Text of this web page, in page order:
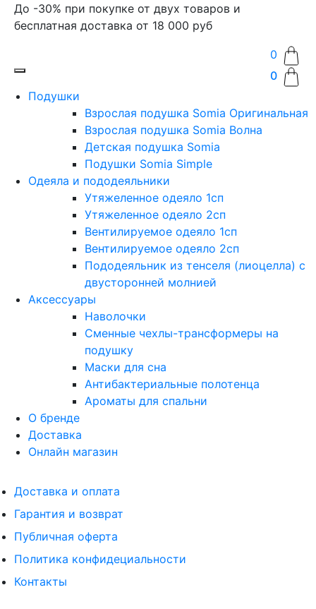
До -30% при покупке от двух товаров и
бесплатная доставка от 18 000 руб
0
0
Подушки
Взрослая подушка Somia Оригинальная
Взрослая подушка Somia Волна
Детская подушка Somia
Подушки Somia Simple
Одеяла и пододеяльники
Утяжеленное одеяло 1сп
Утяжеленное одеяло 2сп
Вентилируемое одеяло 1сп
Вентилируемое одеяло 2сп
Пододеяльник из тенселя (лиоцелла) с
двусторонней молнией
Аксессуары
Наволочки
Сменные чехлы-трансформеры на
подушку
Маски для сна
Антибактериальные полотенца
Ароматы для спальни
О бренде
Доставка
Онлайн магазин
Доставка и оплата
Гарантия и возврат
Публичная оферта
Политика конфидециальности
Контакты